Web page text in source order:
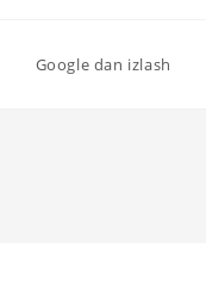
Google dan izlash